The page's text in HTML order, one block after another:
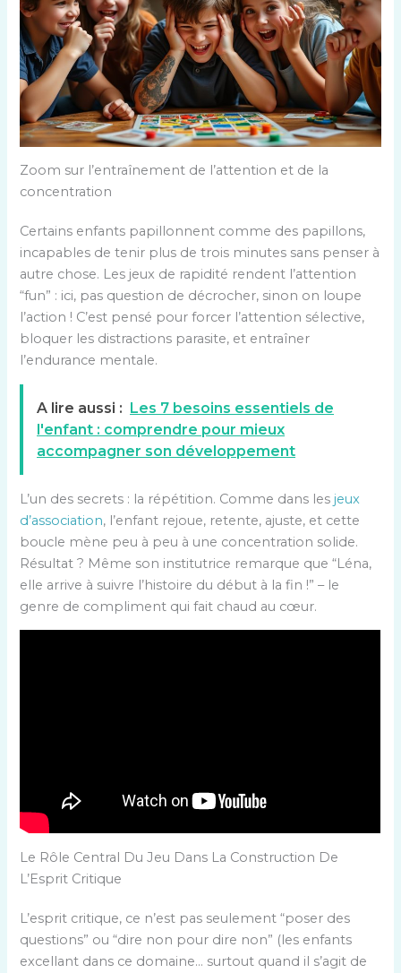
Zoom sur l’entraînement de l’attention et de la
concentration
Certains enfants papillonnent comme des papillons,
incapables de tenir plus de trois minutes sans penser à
autre chose. Les jeux de rapidité rendent l’attention
“fun” : ici, pas question de décrocher, sinon on loupe
l’action ! C’est pensé pour forcer l’attention sélective,
bloquer les distractions parasite, et entraîner
l’endurance mentale.
A lire aussi : Les 7 besoins essentiels de
l'enfant : comprendre pour mieux
accompagner son développement
L’un des secrets : la répétition. Comme dans les jeux
d’association, l’enfant rejoue, retente, ajuste, et cette
boucle mène peu à peu à une concentration solide.
Résultat ? Même son institutrice remarque que “Léna,
elle arrive à suivre l’histoire du début à la fin !” – le
genre de compliment qui fait chaud au cœur.
Le Rôle Central Du Jeu Dans La Construction De
L’Esprit Critique
L’esprit critique, ce n’est pas seulement “poser des
questions” ou “dire non pour dire non” (les enfants
excellant dans ce domaine… surtout quand il s’agit de